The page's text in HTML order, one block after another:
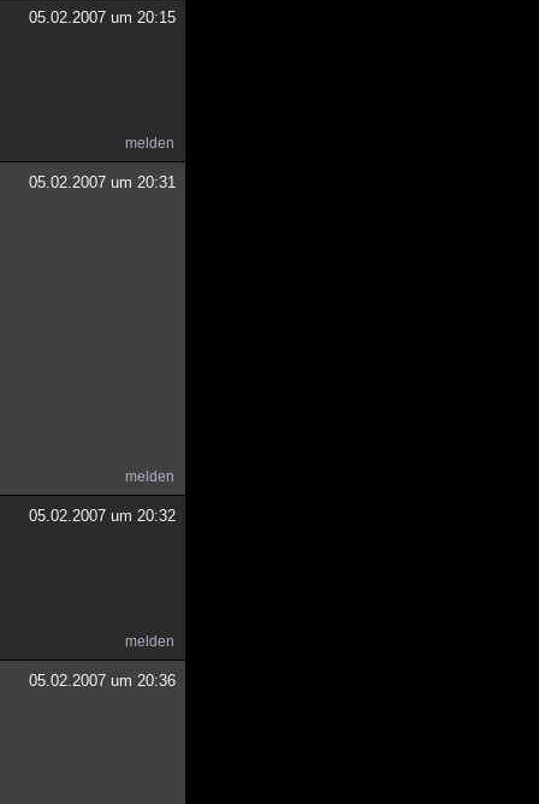
05.02.2007 um 20:15
melden
05.02.2007 um 20:31
melden
05.02.2007 um 20:32
melden
05.02.2007 um 20:36